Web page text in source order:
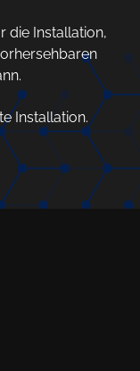
die Installation,
Installation.